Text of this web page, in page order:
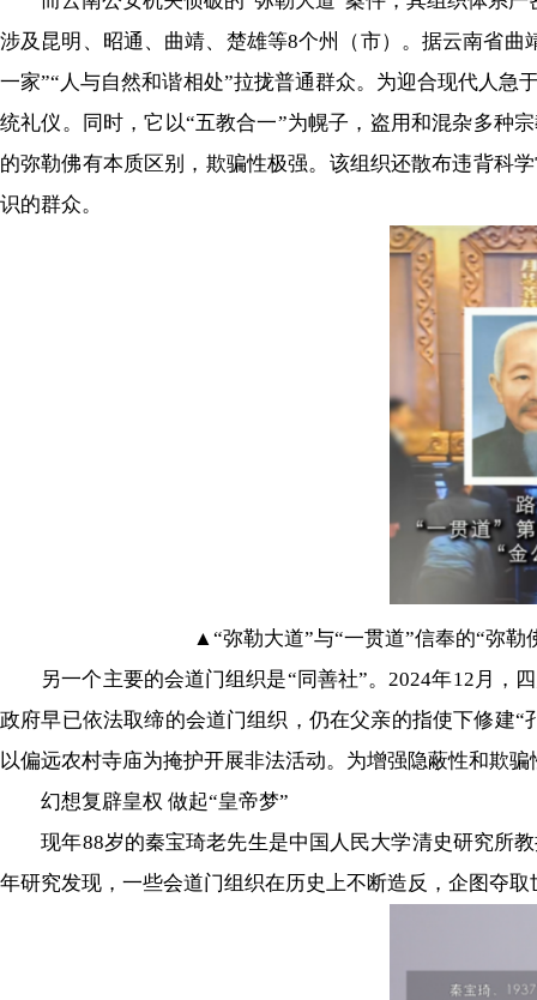
涉及昆明、昭通、曲靖、楚雄等8个州（市）。据云南省
一家”“人与自然和谐相处”拉拢普通群众。为迎合现代人
统礼仪。同时，它以“五教合一”为幌子，盗用和混杂多种
的弥勒佛有本质区别，欺骗性极强。该组织还散布违背科
识的群众。
▲“弥勒大道”与“一贯道”信奉的“弥
另一个主要的会道门组织是“同善社”。2024年12月，四
政府早已依法取缔的会道门组织，仍在父亲的指使下修建
以偏远农村寺庙为掩护开展非法活动。为增强隐蔽性和欺
幻想复辟皇权 做起“皇帝梦”
现年88岁的秦宝琦老先生是中国人民大学清史研究所教
年研究发现，一些会道门组织在历史上不断造反，企图夺